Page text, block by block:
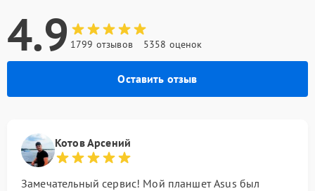
4.9 1799 отзывов 5358 оценок
Оставить отзыв
Котов Арсений
Замечательный сервис! Мой планшет Asus был